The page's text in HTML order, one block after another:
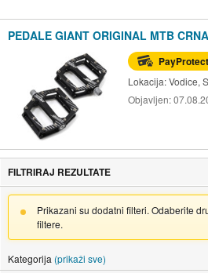
PEDALE GIANT ORIGINAL MTB
PayProtect
Lokacija:Vodice,
Objavljen:
FILTRIRAJ REZULTATE
Prikazani su dodatni filteri. Odaberite
filtere.
Kategorija (prikaži sve)